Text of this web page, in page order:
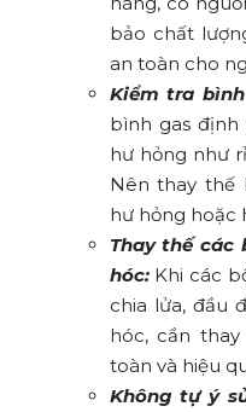
bảo chất
an toàn cho
Kiểm tra
bình gas định
hư hỏng như
Nên thay thế
hư hỏng hoặc
Thay thế các
hóc:Khi các
chia lửa, đầu
hóc, cần
toàn và hiệu
Không tự ý